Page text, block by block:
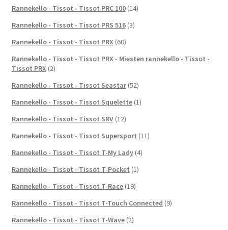
Rannekello - Tissot - Tissot PRC 100 (14)
Rannekello - Tissot - Tissot PRS 516 (3)
Rannekello - Tissot - Tissot PRX (60)
Rannekello - Tissot - Tissot PRX - Miesten rannekello - Tissot -
Tissot PRX (2)
Rannekello - Tissot - Tissot Seastar (52)
Rannekello - Tissot - Tissot Squelette (1)
Rannekello - Tissot - Tissot SRV (12)
Rannekello - Tissot - Tissot Supersport (11)
Rannekello - Tissot - Tissot T-My Lady (4)
Rannekello - Tissot - Tissot T-Pocket (1)
Rannekello - Tissot - Tissot T-Race (19)
Rannekello - Tissot - Tissot T-Touch Connected (9)
Rannekello - Tissot - Tissot T-Wave (2)